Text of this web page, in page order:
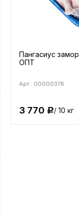
Пангасиус
ОПТ
Арт.: 00000378
3 770 Р/ 10 кг